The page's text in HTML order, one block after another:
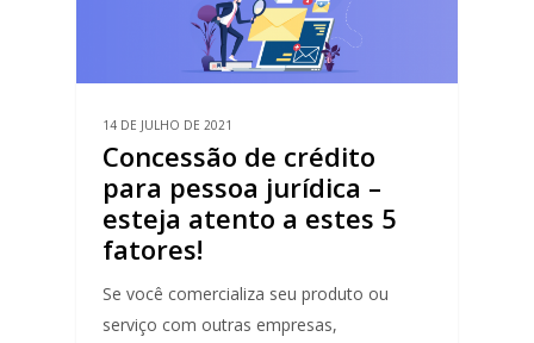
14 DE JULHO DE 2021
Concessão de crédito
para pessoa jurídica –
esteja atento a estes 5
fatores!
Se você comercializa seu produto ou
serviço com outras empresas,